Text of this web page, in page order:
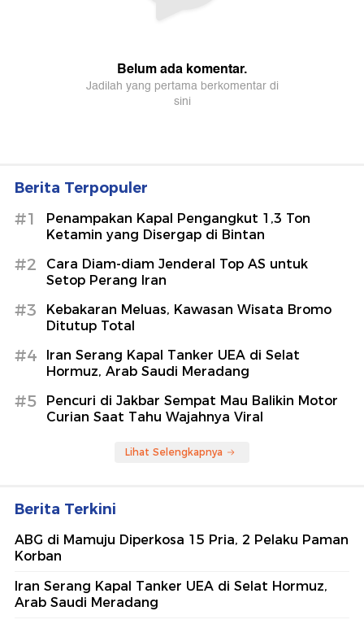
Berita Terpopuler
#1
Penampakan Kapal Pengangkut 1,3 Ton
Ketamin yang Disergap di Bintan
#2
Cara Diam-diam Jenderal Top AS untuk
Setop Perang Iran
#3
Kebakaran Meluas, Kawasan Wisata Bromo
Ditutup Total
#4
Iran Serang Kapal Tanker UEA di Selat
Hormuz, Arab Saudi Meradang
#5
Pencuri di Jakbar Sempat Mau Balikin Motor
Curian Saat Tahu Wajahnya Viral
Lihat Selengkapnya
Berita Terkini
ABG di Mamuju Diperkosa 15 Pria, 2 Pelaku Paman
Korban
Iran Serang Kapal Tanker UEA di Selat Hormuz,
Arab Saudi Meradang